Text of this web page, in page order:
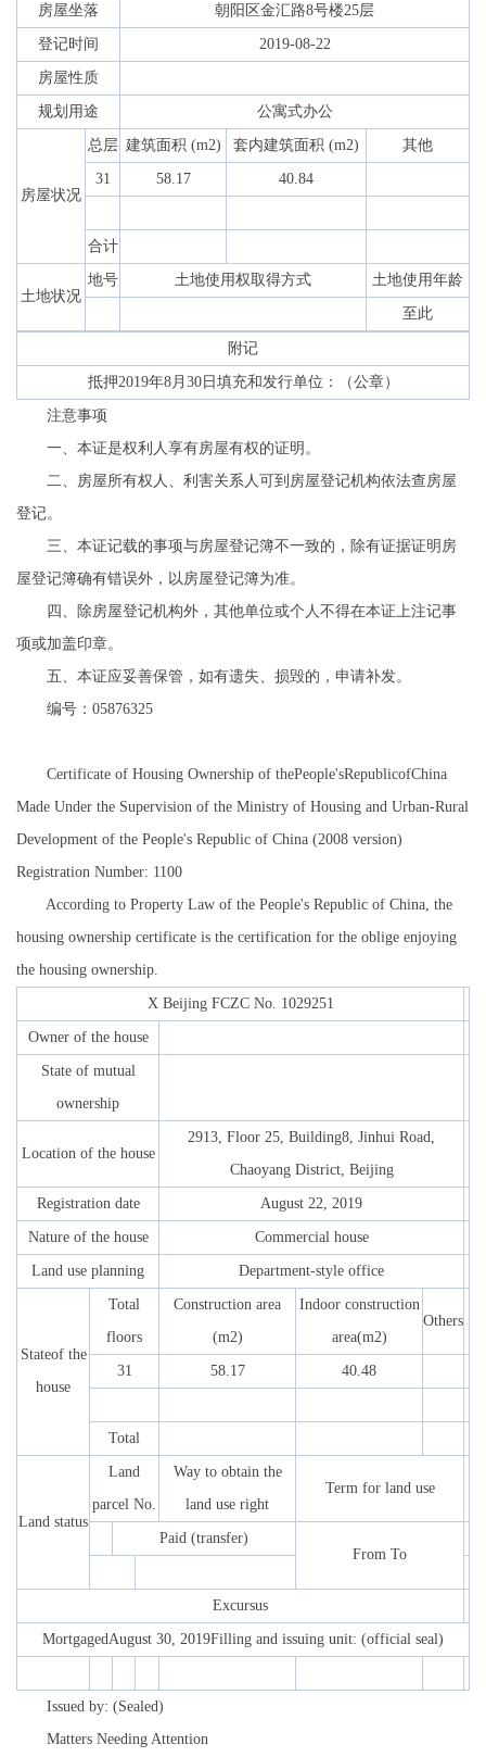
房屋坐落 朝阳区金汇路8号楼25层
登记时间 2019-08-22
房屋性质
规划用途 公寓式办公
房屋状况
总层 建筑面积 (m2) 套内建筑面积 (m2) 其他
31 58.17 40.84
合计
土地状况
地号 土地使用权取得方式 土地使用年龄
至此
附记
抵押2019年8月30日填充和发行单位：（公章）
注意事项
一、本证是权利人享有房屋有权的证明。
二、房屋所有权人、利害关系人可到房屋登记机构依法查房屋
登记。
三、本证记载的事项与房屋登记簿不一致的，除有证据证明房
屋登记簿确有错误外，以房屋登记簿为准。
四、除房屋登记机构外，其他单位或个人不得在本证上注记事
项或加盖印章。
五、本证应妥善保管，如有遗失、损毁的，申请补发。
编号：05876325
Certificate of Housing Ownership of thePeople'sRepublicofChina
Made Under the Supervision of the Ministry of Housing and Urban-Rural
Development of the People's Republic of China (2008 version)
Registration Number: 1100
According to Property Law of the People's Republic of China, the
housing ownership certificate is the certification for the oblige enjoying
the housing ownership.
X Beijing FCZC No. 1029251
Owner of the house
State of mutual
ownership
Location of the house
2913, Floor 25, Building8, Jinhui Road,
Chaoyang District, Beijing
Registration date August 22, 2019
Nature of the house Commercial house
Land use planning Department-style office
Stateof the
house
Total
floors
Construction area
(m2)
Indoor construction
area(m2)
Others
31 58.17 40.48
Total
Land status
Land
parcel No.
Way to obtain the
land use right
Term for land use
Paid (transfer)
From To
Excursus
MortgagedAugust 30, 2019Filling and issuing unit: (official seal)
Issued by: (Sealed)
Matters Needing Attention